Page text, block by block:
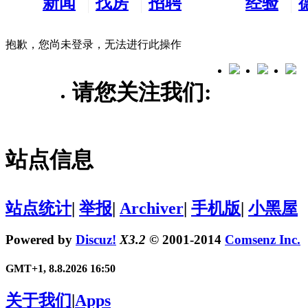
抱歉，您尚未登录，无法进行此操作
请您关注我们:
站点信息
站点统计| 举报| Archiver| 手机版| 小黑屋
Powered by Discuz! X3.2 © 2001-2014 Comsenz Inc.
GMT+1, 8.8.2026 16:50
关于我们|Apps